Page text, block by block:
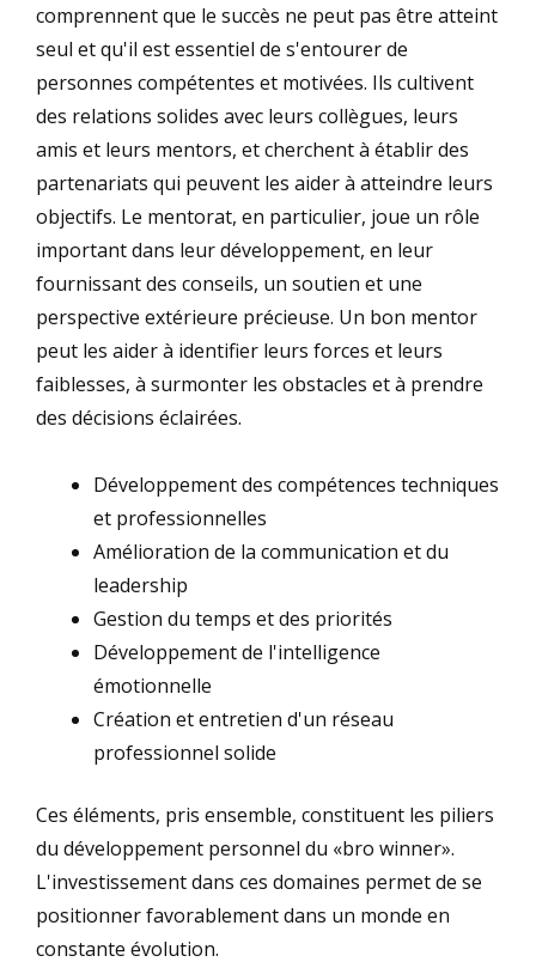
comprennent que le succès ne peut pas être atteint
seul et qu'il est essentiel de s'entourer de
personnes compétentes et motivées. Ils cultivent
des relations solides avec leurs collègues, leurs
amis et leurs mentors, et cherchent à établir des
partenariats qui peuvent les aider à atteindre leurs
objectifs. Le mentorat, en particulier, joue un rôle
important dans leur développement, en leur
fournissant des conseils, un soutien et une
perspective extérieure précieuse. Un bon mentor
peut les aider à identifier leurs forces et leurs
faiblesses, à surmonter les obstacles et à prendre
des décisions éclairées.
Développement des compétences techniques
et professionnelles
Amélioration de la communication et du
leadership
Gestion du temps et des priorités
Développement de l'intelligence
émotionnelle
Création et entretien d'un réseau
professionnel solide
Ces éléments, pris ensemble, constituent les piliers
du développement personnel du «bro winner».
L'investissement dans ces domaines permet de se
positionner favorablement dans un monde en
constante évolution.